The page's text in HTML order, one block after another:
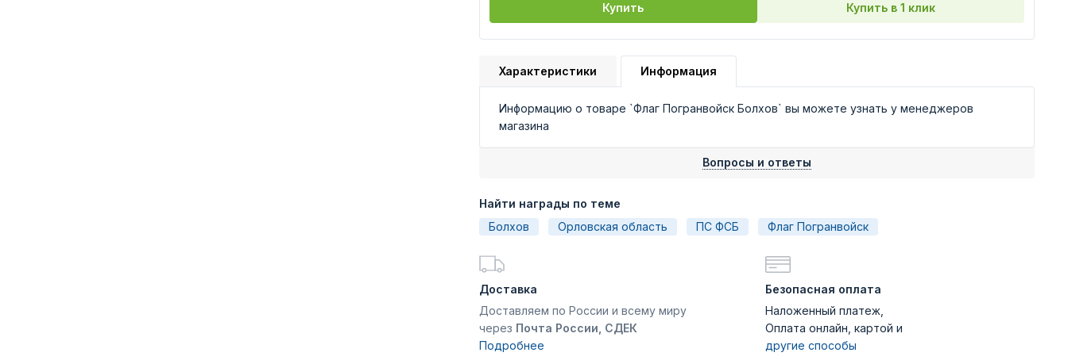
Купить Купить в 1 клик
Характеристики Информация
Информацию о товаре `Флаг Погранвойск Болхов` вы можете узнать у менеджеров
магазина
Вопросы и ответы
Найти награды по теме
Болхов
Орловская область ПС ФСБ Флаг Погранвойск
Доставка
Доставляем по России и всему миру
через Почта России, СДЕК
Подробнее
Безопасная оплата
Наложенный платеж,
Оплата онлайн, картой и
другие способы